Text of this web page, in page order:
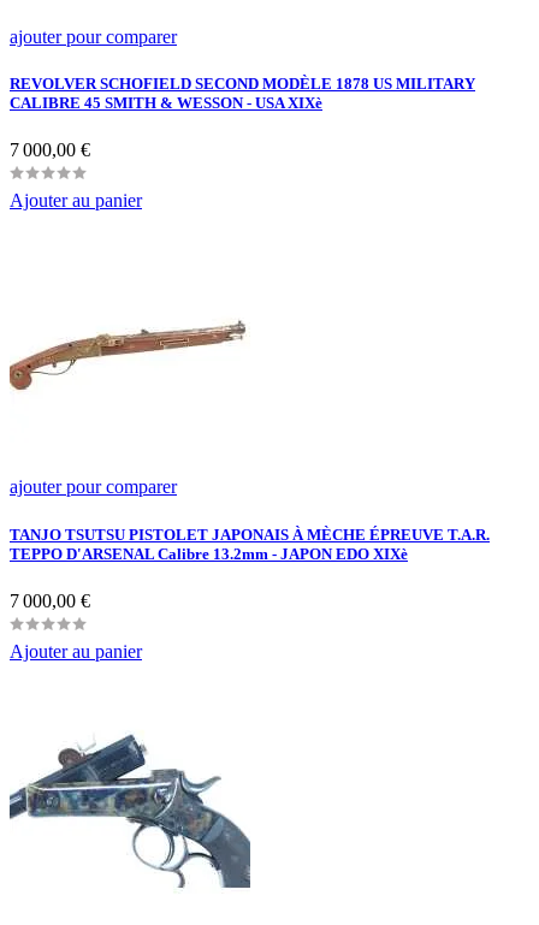
ajouter pour comparer
REVOLVER SCHOFIELD SECOND MODÈLE 1878 US MILITARY
CALIBRE 45 SMITH & WESSON - USA XIXè
Prix
7 000,00 €
Ajouter au panier
ajouter pour comparer
TANJO TSUTSU PISTOLET JAPONAIS À MÈCHE ÉPREUVE T.A.R.
TEPPO D'ARSENAL Calibre 13.2mm - JAPON EDO XIXè
Prix
7 000,00 €
Ajouter au panier